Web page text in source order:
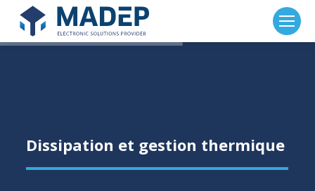
Dissipation et gestion thermique
Panneau de gestion des cookies